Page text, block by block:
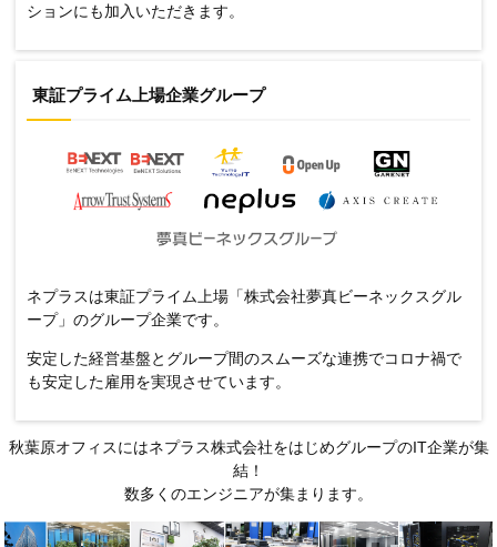
ションにも加入いただきます。
東証プライム上場企業グループ
ネプラスは東証プライム上場「株式会社夢真ビーネックスグル
ープ」のグループ企業です。
安定した経営基盤とグループ間のスムーズな連携でコロナ禍で
も安定した雇用を実現させています。
秋葉原オフィスにはネプラス株式会社をはじめグループのIT企業が集
結！
数多くのエンジニアが集まります。